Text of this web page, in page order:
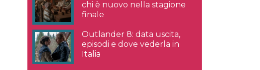
chi è nuovo nella stagione
finale
Outlander 8: data uscita,
episodi e dove vederla in
Italia